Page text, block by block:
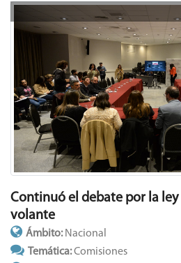
Continuó el debate por la
volante
Ámbito: Nacional
Temática:Comisiones